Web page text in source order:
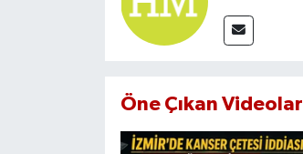
Öne Çıkan Videolar